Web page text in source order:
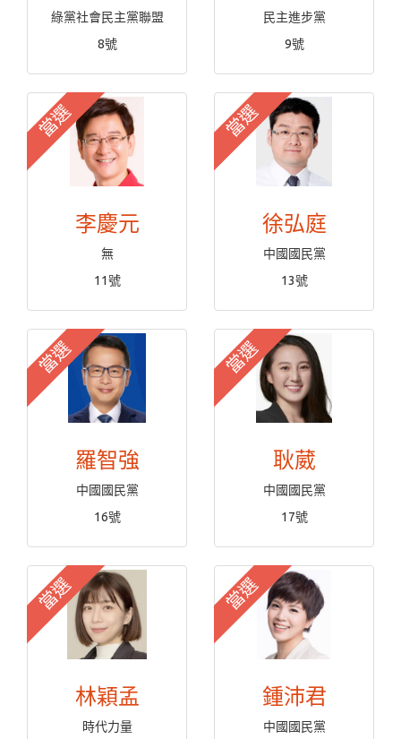
綠黨社會民主黨聯盟
8號
民主進步黨
9號
當選
李慶元
無
11號
當選
徐弘庭
中國國民黨
13號
當選
羅智強
中國國民黨
16號
當選
耿葳
中國國民黨
17號
當選
林穎孟
時代力量
當選
鍾沛君
中國國民黨